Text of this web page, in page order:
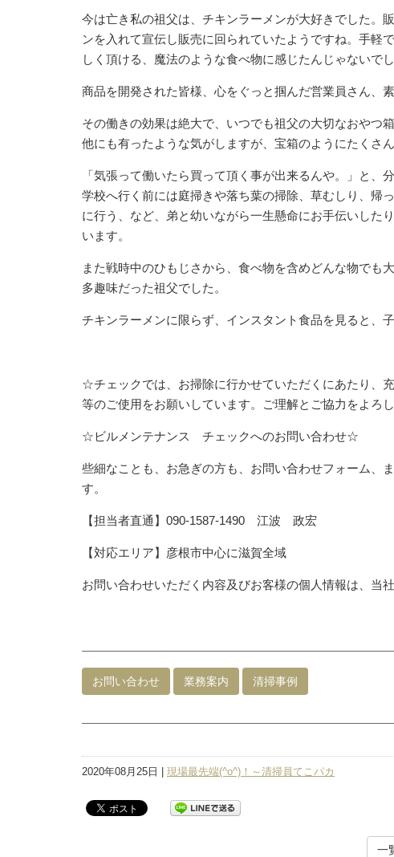
今は亡き私の祖父は、チキンラーメンが大好きでした。
ンを入れて宣伝し販売に回られていたようですね。手軽
しく頂ける、魔法のような食べ物に感じたんじゃないでし
商品を開発された皆様、心をぐっと掴んだ営業員さん、
その働きの効果は絶大で、いつでも祖父の大切なおやつ
他にも有ったような気がしますが、宝箱のようにたくさ
「気張って働いたら買って頂く事が出来るんや。」と、
学校へ行く前には庭掃きや落ち葉の掃除、草むしり、帰
に行う、など、弟と幼いながら一生懸命にお手伝いした
います。
また戦時中のひもじさから、食べ物を含めどんな物でも
多趣味だった祖父でした。
チキンラーメンに限らず、インスタント食品を見ると、
☆チェックでは、お掃除に行かせていただくにあたり、
等のご使用をお願いしています。ご理解とご協力をよろ
☆ビルメンテナンス チェックへのお問い合わせ☆
些細なことも、お急ぎの方も、お問い合わせフォーム、
す。
【担当者直通】090-1587-1490 江波 政宏
【対応エリア】彦根市中心に滋賀全域
お問い合わせいただく内容及びお客様の個人情報は、当
お問い合わせ 業務案内 清掃事例
2020年08月25日 | 現場最先端(^o^)！～清掃員てこパカ
一